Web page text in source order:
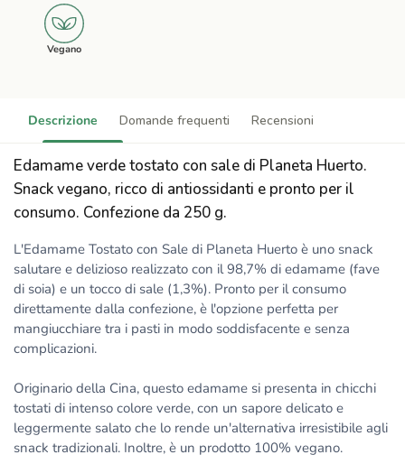
Vegano
Descrizione Domande frequenti Recensioni
Edamame verde tostato con sale di Planeta Huerto.
Snack vegano, ricco di antiossidanti e pronto per il
consumo. Confezione da 250 g.
L'Edamame Tostato con Sale di Planeta Huerto è uno snack
salutare e delizioso realizzato con il 98,7% di edamame (fave
di soia) e un tocco di sale (1,3%). Pronto per il consumo
direttamente dalla confezione, è l'opzione perfetta per
mangiucchiare tra i pasti in modo soddisfacente e senza
complicazioni.
Originario della Cina, questo edamame si presenta in chicchi
tostati di intenso colore verde, con un sapore delicato e
leggermente salato che lo rende un'alternativa irresistibile agli
snack tradizionali. Inoltre, è un prodotto 100% vegano.